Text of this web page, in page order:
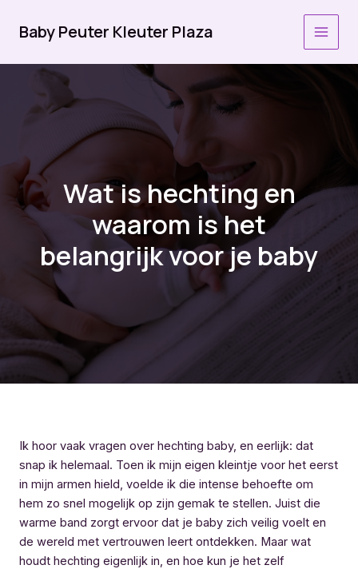
naar
inhoud
Baby Peuter Kleuter Plaza
Wat is hechting en
waarom is het
belangrijk voor je baby
Ik hoor vaak vragen over hechting baby, en eerlijk: dat
snap ik helemaal. Toen ik mijn eigen kleintje voor het eerst
in mijn armen hield, voelde ik die intense behoefte om
hem zo snel mogelijk op zijn gemak te stellen. Juist die
warme band zorgt ervoor dat je baby zich veilig voelt en
de wereld met vertrouwen leert ontdekken. Maar wat
houdt hechting eigenlijk in, en hoe kun je het zelf